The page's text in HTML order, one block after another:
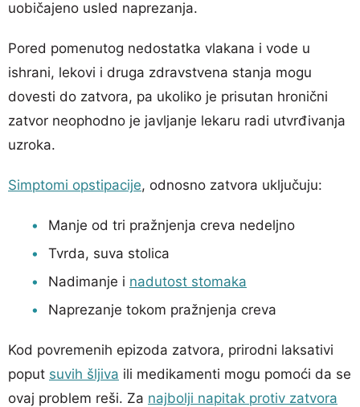
uobičajeno usled naprezanja.
Pored pomenutog nedostatka vlakana i vode u
ishrani, lekovi i druga zdravstvena stanja mogu
dovesti do zatvora, pa ukoliko je prisutan hronični
zatvor neophodno je javljanje lekaru radi utvrđivanja
uzroka.
Simptomi opstipacije, odnosno zatvora uključuju:
Manje od tri pražnjenja creva nedeljno
Tvrda, suva stolica
Nadimanje i nadutost stomaka
Naprezanje tokom pražnjenja creva
Kod povremenih epizoda zatvora, prirodni laksativi
poput suvih šljiva ili medikamenti mogu pomoći da se
ovaj problem reši. Za najbolji napitak protiv zatvora